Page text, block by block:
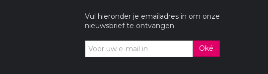
Vul hieronder je emailadres in om onze
nieuwsbrief te ontvangen
Oké